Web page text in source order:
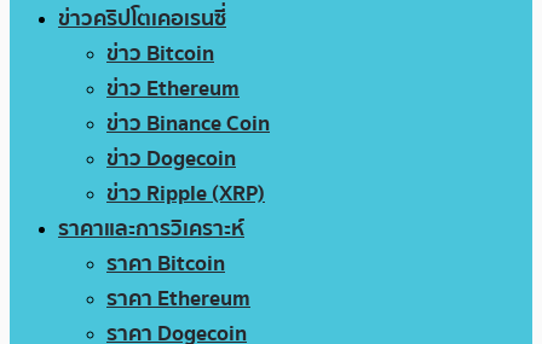
ข่าวคริปโตเคอเรนซี่
ข่าว Bitcoin
ข่าว Ethereum
ข่าว Binance Coin
ข่าว Dogecoin
ข่าว Ripple (XRP)
ราคาและการวิเคราะห์
ราคา Bitcoin
ราคา Ethereum
ราคา Dogecoin